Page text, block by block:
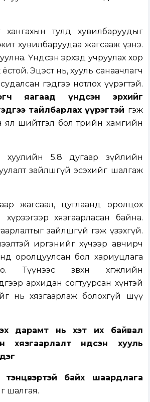
тулд хувилбаруудыг
хувилбаруудаа жагсааж үзнэ.
Үндсэн эрхэд учруулах хор
Эцэст нь, хууль санаачлагч
гэдгээ нотлох үүрэгтэй.
яагаад үндсэн эрхийг
тайлбарлах үүрэгтэй гэж
ял шийтгэл бол төрийн хамгийн
хуулийн 5.8 дугаар зүйлийн
зайлшгүй эсэхийг шалгаж
жагсаал, цуглаанд оролцох
хүрээгээр хязгаарласан байна.
зайлшгүй гэж үзэхгүй.
иргэнийг хүчээр авчирч
оролцуулсан бол хариуцлага
Түүнээс зөвхөн хөгжлийн
архидан согтуурсан хүнтэй
нь хязгаарлаж болохгүй шүү
дарамт нь хэт их байвал
хязгаарлалт Үндсэн хууль
тэнцвэртэй байх шаардлага
шалгая.